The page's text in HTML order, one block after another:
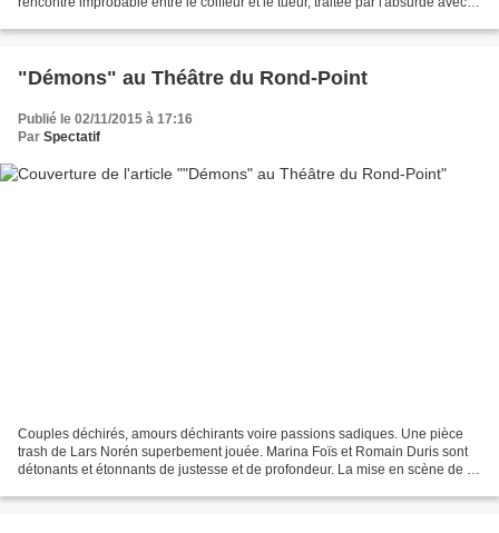
"Démons" au Théâtre du Rond-Point
Publié le 02/11/2015 à 17:16
Par Spectatif
Couples déchirés, amours déchirants voire passions sadiques. Une pièce
trash de Lars Norén superbement jouée. Marina Foïs et Romain Duris sont
détonants et étonnants de justesse et de profondeur. La mise en scène de Di